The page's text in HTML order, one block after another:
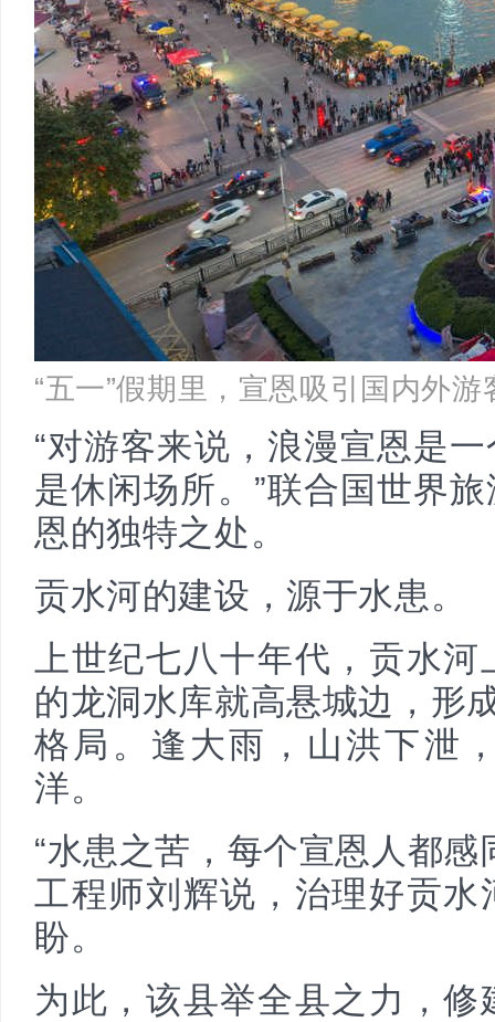
“五一”假期里，宣恩吸引国内外
“对游客来说，浪漫宣恩是
是休闲场所。”联合国世界
恩的独特之处。
贡水河的建设，源于水患。
上世纪七八十年代，贡水
的龙洞水库就高悬城边，形
格局。逢大雨，山洪下泄
洋。
“水患之苦，每个宣恩人都
工程师刘辉说，治理好贡
盼。
为此，该县举全县之力，